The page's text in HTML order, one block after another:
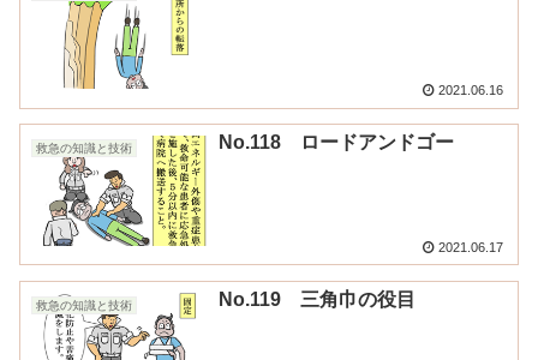
2021.06.16
救急の知識と技術 No.118 ロードアンドゴー
2021.06.17
救急の知識と技術 No.119 三角巾の役目